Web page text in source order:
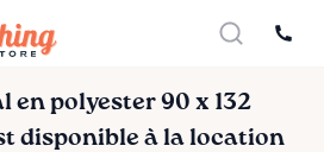
en polyester 90 x 132
disponible à la location